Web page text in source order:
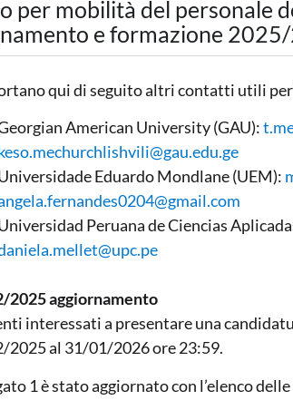
per mobilità del personale
e formazione
qui di seguito altri contatti utili
American University (GAU):
Eduardo Mondlane (UEM):
Peruana de Ciencias
2025 aggiornamento
interessati a presentare una
2025 al 31/01/2026 ore 23:59.
1 è stato aggiornato con l’elenco